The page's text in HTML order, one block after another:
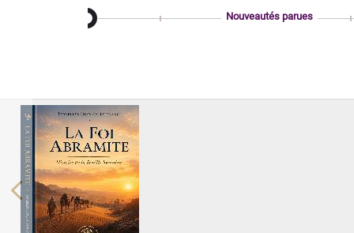
Nouveautés parues
Previous